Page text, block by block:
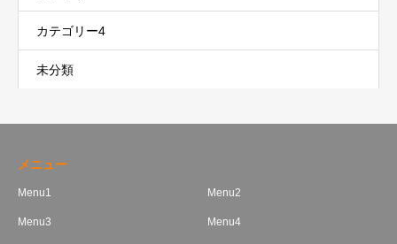
カテゴリー4
未分類
メニュー
Menu1 Menu2
Menu3 Menu4